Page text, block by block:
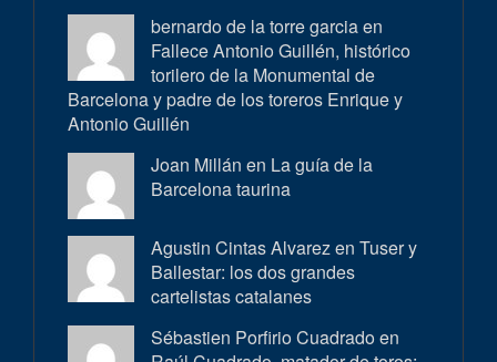
bernardo de la torre garcia en
Fallece Antonio Guillén, histórico
torilero de la Monumental de
Barcelona y padre de los toreros Enrique y
Antonio Guillén
Joan Millán en La guía de la
Barcelona taurina
Agustin Cintas Alvarez en Tuser y
Ballestar: los dos grandes
cartelistas catalanes
Sébastien Porfirio Cuadrado en